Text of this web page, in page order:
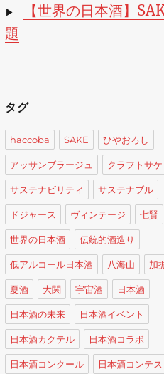
▶
【世界の日本酒】
題
タグ
haccoba SAKE ひやおろし
アッサンブラージュ クラフトサケ
サステナビリティ サステナブル
ドジャース ヴィンテージ 七賢
世界の日本酒 伝統的酒造り
低アルコール日本酒 八海山 加
夏酒 大関 宇宙酒 日本酒
日本酒の未来 日本酒イベント
日本酒カクテル 日本酒コラボ
日本酒コンクール 日本酒コンテス